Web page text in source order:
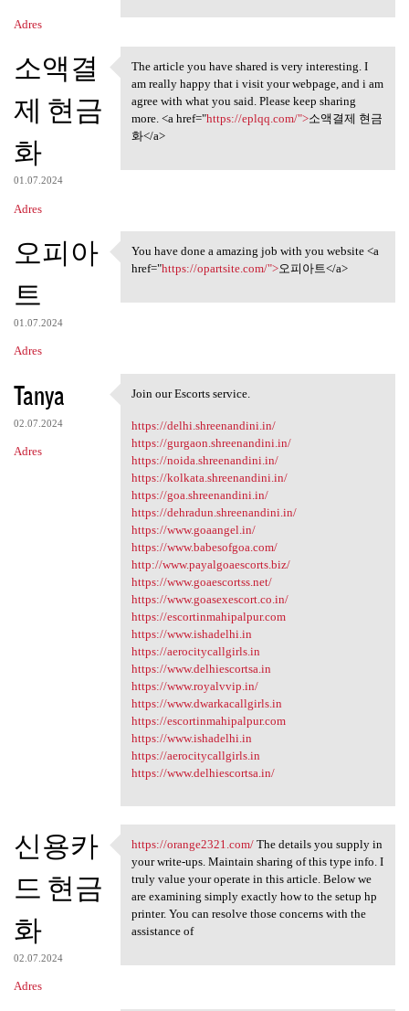
Adres
소액결
제 현금
화
01.07.2024
Adres
The article you have shared
The article you have shared is very interesting. I
am really happy that i visit your webpage, and i am
agree with what you said. Please keep sharing
more. <a href="https://eplqq.com/">소액결제 현금
화</a>
오피아
트
01.07.2024
Adres
You have done a amazing job
You have done a amazing job with you website <a
href="https://opartsite.com/">오피아트</a>
Tanya
02.07.2024
Adres
Join our Escorts service.
Join our Escorts service.
https://delhi.shreenandini.in/
https://gurgaon.shreenandini.in/
https://noida.shreenandini.in/
https://kolkata.shreenandini.in/
https://goa.shreenandini.in/
https://dehradun.shreenandini.in/
https://www.goaangel.in/
https://www.babesofgoa.com/
http://www.payalgoaescorts.biz/
https://www.goaescortss.net/
https://www.goasexescort.co.in/
https://escortinmahipalpur.com
https://www.ishadelhi.in
https://aerocitycallgirls.in
https://www.delhiescortsa.in
https://www.royalvvip.in/
https://www.dwarkacallgirls.in
https://escortinmahipalpur.com
https://www.ishadelhi.in
https://aerocitycallgirls.in
https://www.delhiescortsa.in/
신용카
드 현금
화
02.07.2024
Adres
https://orange2321.com/ The
https://orange2321.com/The details you supply in
your write-ups. Maintain sharing of this type info. I
truly value your operate in this article. Below we
are examining simply exactly how to the setup hp
printer. You can resolve those concerns with the
assistance of